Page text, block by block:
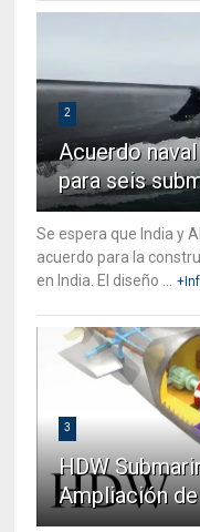
2
Acuerdo
para seis
Se espera que India y
acuerdo para la
en India. El diseño ...
3
HDW
Ampliación